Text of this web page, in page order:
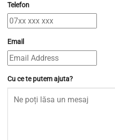
Telefon
Email
Cu ce te putem ajuta?